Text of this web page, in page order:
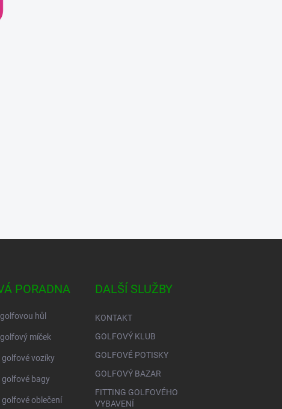
PORADNA
hůl
míček
vozíky
bagy
oblečení
DALŠÍ SLUŽBY
KONTAKT
GOLFOVÝ KLUB
GOLFOVÉ POTISKY
GOLFOVÝ BAZAR
FITTING GOLFOVÉHO
VYBAVENÍ